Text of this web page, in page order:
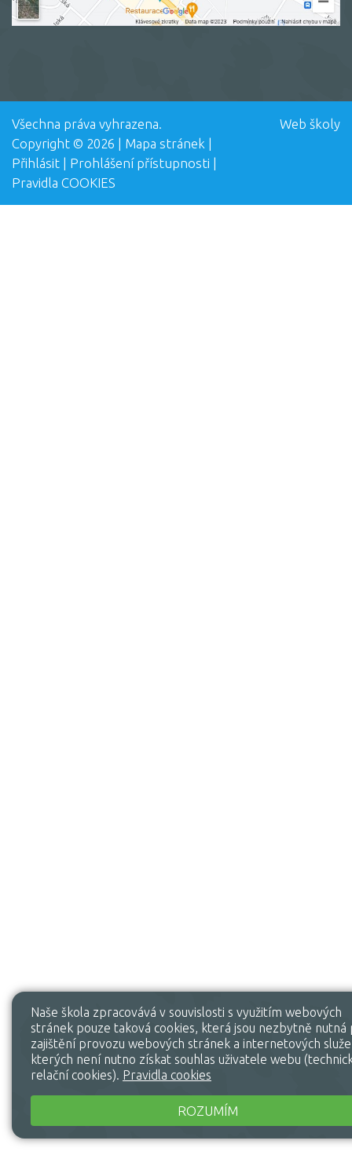
Všechna práva vyhrazena.
Copyright © 2026 | Mapa stránek |
Přihlásit | Prohlášení přístupnosti |
Pravidla COOKIES
Web školy
Naše škola zpracovává v souvislosti s využitím webových
stránek pouze taková cookies, která jsou nezbytně nutná
zajištění provozu webových stránek a internetových
kterých není nutno získat souhlas uživatele webu
relační cookies). Pravidla cookies
ROZUMÍM